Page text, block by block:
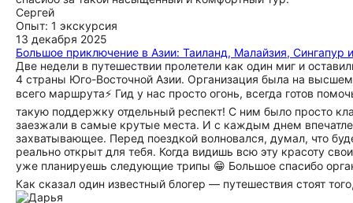
Сергей
Опыт: 1 экскурсия
13 декабря 2025
Большое приключение в Азии: Таиланд, Малайзия, Сингапур
Две недели в путешествии пролетели как один миг и
4 страны Юго-Восточной Азии. Организация была на
всего маршрута⚡️ Гид у нас просто огонь, всегда готов
такую поддержку отдельный респект! С ним было просто
заезжали в самые крутые места. И с каждым днем
захватывающее. Перед поездкой волновался, думал, что
реально открыт для тебя. Когда видишь всю эту красоту
уже планируешь следующие трипы 😁 Большое спасибо
Как сказал один известный блогер — путешествия стоят